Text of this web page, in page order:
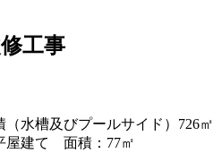
工事
水槽及びプールサイド）726㎡
屋建て 面積：77㎡